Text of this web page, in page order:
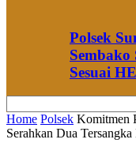
Polsek
Sesuai
Home Polsek Komitmen
Serahkan Dua